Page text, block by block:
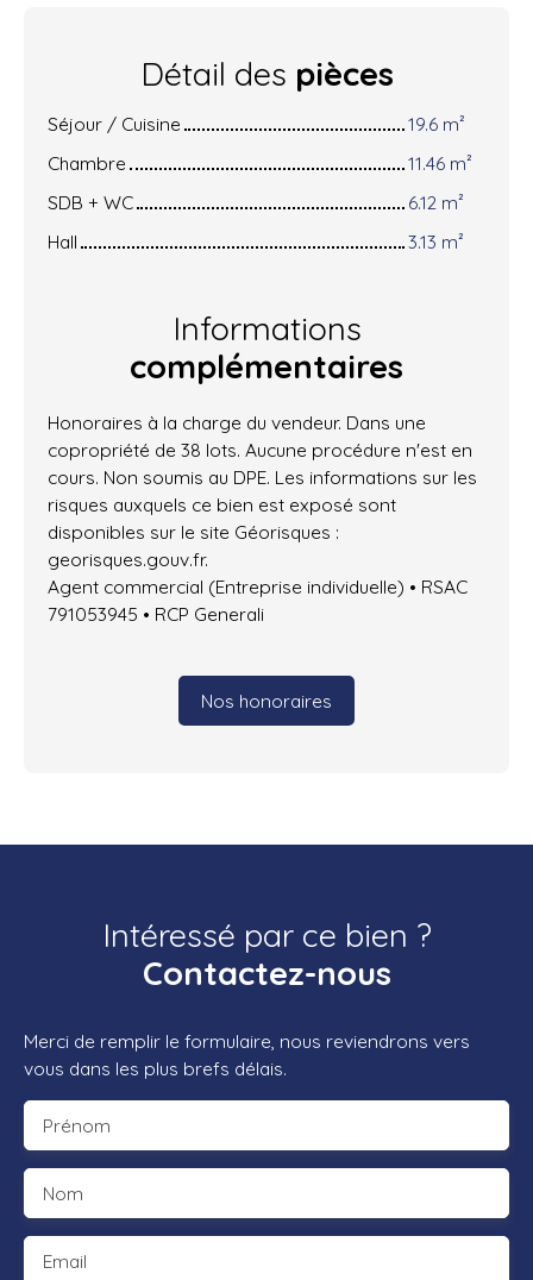
Détail des pièces
Séjour / Cuisine
19.6 m²
Chambre
11.46 m²
SDB + WC
6.12 m²
Hall
3.13 m²
Informations
complémentaires
Honoraires à la charge du vendeur. Dans une
copropriété de 38 lots. Aucune procédure n'est en
cours. Non soumis au DPE. Les informations sur les
risques auxquels ce bien est exposé sont
disponibles sur le site Géorisques :
georisques.gouv.fr.
Agent commercial (Entreprise individuelle) • RSAC
791053945 • RCP Generali
Nos honoraires
Intéressé par ce bien ?
Contactez-nous
Merci de remplir le formulaire, nous reviendrons vers
vous dans les plus brefs délais.
Prénom
Nom
Email